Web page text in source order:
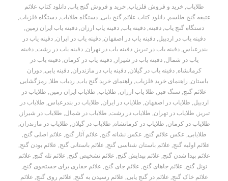
طلایاب,خرید و فروش فلزیاب,خرید و فروش گنج یاب,دانلود کتاب علائم
عتیقه گنج طلسم,دانلود کتاب علائم گنج یابی,دستگاه طلایاب,دستگاه فلزیاب,
دستگاه گنج یاب, دفینه, دفینه یاب, دفینه یاب ارزان, دفینه یاب ایران زمین,
دفینه یاب در اردبیل, دفینه یاب در اصفهان, دفینه یاب در ایران, دفینه یاب در
بندرعباس,دفینه یاب در تبریز ,دفینه یاب در تهران,دفینه یاب در رشت,دفینه
یاب در شمال,دفینه یاب در شیراز ,دفینه یاب در کرمان,دفینه یاب در
کرمانشاه,دفینه یاب در گیلان,دفینه یاب در مازندران,دفینه یابی,دوران
باستان, راهنمای خرید فلزیاب, راهنمای خرید گنج یاب, ردیاب طلا, رمزگشایی
علائم گنج, سنگ قبر , طلا یاب ارزان, طلایاب, طلایاب ایران زمین, طلایاب در
اردبیل, طلایاب در اصفهان, طلایاب در ایران, طلایاب در بندرعباس, طلایاب در
تبریز , طلایاب در تهران, طلایاب در رشت, طلایاب در شمال, طلایاب در شیراز ,
طلایاب در کرمان, طلایاب در کرمانشاه, طلایاب در گیلان, طلایاب در مازندران,
طلایابی, عکس علائم گنج, عکس نشانه گنج, علائم آثار گنج, علائم اصلی گنج,
علائم اولیه گنج, علائم باستان شناسی گنج, علائم باستانی گنج, علائم بودن گنج,
علائم پیدا شدن گنج, علائم پیدایش گنج, علائم تشخیص گنج, علائم تله گنج, علائم
تونل گنج, علائم جاهای گنج, علائم جای گنج, علائم حفاری برای جستجوی گنج,
علائم خاک گنج, علائم در گنج یابی, علائم رسیدن به گنج, علائم روی گنج, علائم